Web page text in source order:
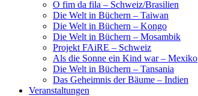
O fim da fila – Schweiz/Brasilien
Die Welt in Büchern – Taiwan
Die Welt in Büchern – Kongo
Die Welt in Büchern – Mosambik
Projekt FAiRE – Schweiz
Als die Sonne ein Kind war – Mexiko
Die Welt in Büchern – Tansania
Das Geheimnis der Bäume – Indien
Veranstaltungen